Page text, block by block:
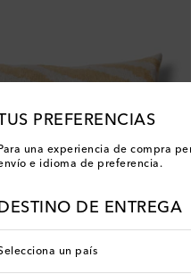
PREFERENCIAS
Para una experiencia de compra
e idioma de preferencia.
DESTINO DE ENTREGA
un país